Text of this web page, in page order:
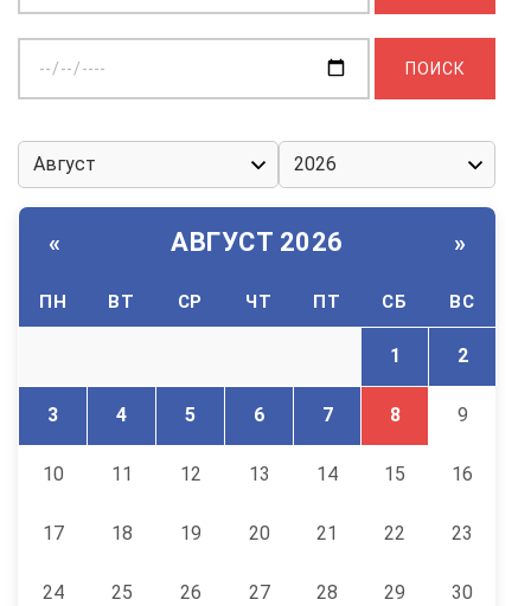
дату:
« АВГУСТ 2026 »
ПН ВТ СР ЧТ ПТ СБ ВС
1 2
3 4 5 6 7 8 9
10 11 12 13 14 15 16
17 18 19 20 21 22 23
24 25 26 27 28 29 30